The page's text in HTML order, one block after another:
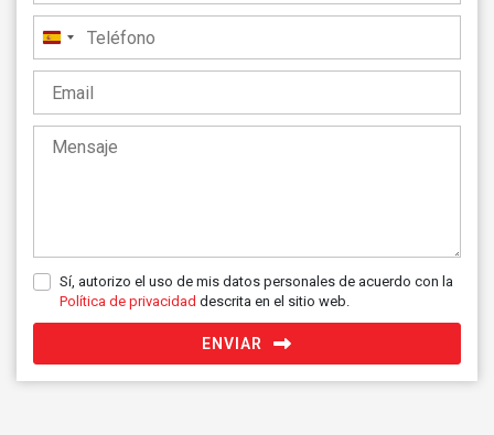
España
+34
Sí, autorizo el uso de mis datos personales de acuerdo con la
Política de privacidad descrita en el sitio web.
ENVIAR